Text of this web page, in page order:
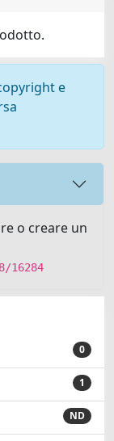
e
o creare un
16284
0
1
ND